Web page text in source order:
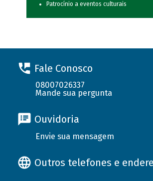
Patrocínio a eventos culturais
Fale Conosco
08007026337
Mande sua pergunta
Ouvidoria
Envie sua mensagem
Outros telefones e